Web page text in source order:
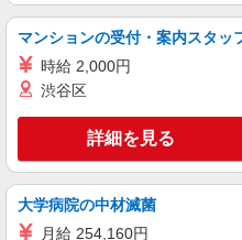
時給1400
残業代支給 ★
+゜・。○。
有）★ ゜・。
キープ
派遣社員
株式会社シエロ
人気機種に詳
【Y!mobile】
マンションの受付・案内スタッ
時給 2,000円
渋谷区
詳細を見る
大学病院の中材滅菌
月給 254,160円